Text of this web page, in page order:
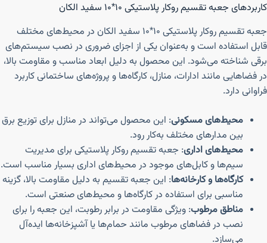
کاربردهای جعبه تقسیم روکار پلاستیکی ۱۰*۱۰ سفید الکان
جعبه تقسیم روکار پلاستیکی ۱۰*۱۰ سفید الکان در محیط‌های مختلف
قابل استفاده است و به‌عنوان یکی از اجزای ضروری در نصب سیستم‌های
برقی شناخته می‌شود. این محصول به دلیل ابعاد مناسب و مقاومت بالا،
در فضاهایی مانند ادارات، منازل، کارگاه‌ها و پروژه‌های ساختمانی کاربرد
فراوانی دارد.
محیط‌های مسکونی: این محصول می‌تواند در منازل برای توزیع برق
بین مدارهای مختلف به‌کار رود.
محیط‌های اداری: جعبه تقسیم روکار پلاستیکی برای مدیریت
سیم‌ها و کابل‌های موجود در محیط‌های اداری بسیار مناسب است.
کارگاه‌ها و کارخانه‌ها: این جعبه تقسیم به دلیل مقاومت بالا، گزینه
مناسبی برای استفاده در کارگاه‌ها و محیط‌های صنعتی است.
مناطق مرطوب: ویژگی مقاومت در برابر رطوبت، این جعبه را برای
نصب در فضاهای مرطوب مانند حمام‌ها یا آشپزخانه‌ها ایده‌آل
می‌سازد.